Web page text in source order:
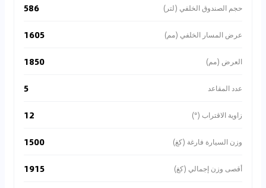
حجم الصندوق الخلفي (لتر) 586
عرض المسار الخلفي (مم) 1605
العرض (مم) 1850
عدد المقاعد 5
زاوية الاقتراب (°) 12
وزن السيارة فارغة (كغ) 1500
أقصى وزن إجمالي (كغ) 1915